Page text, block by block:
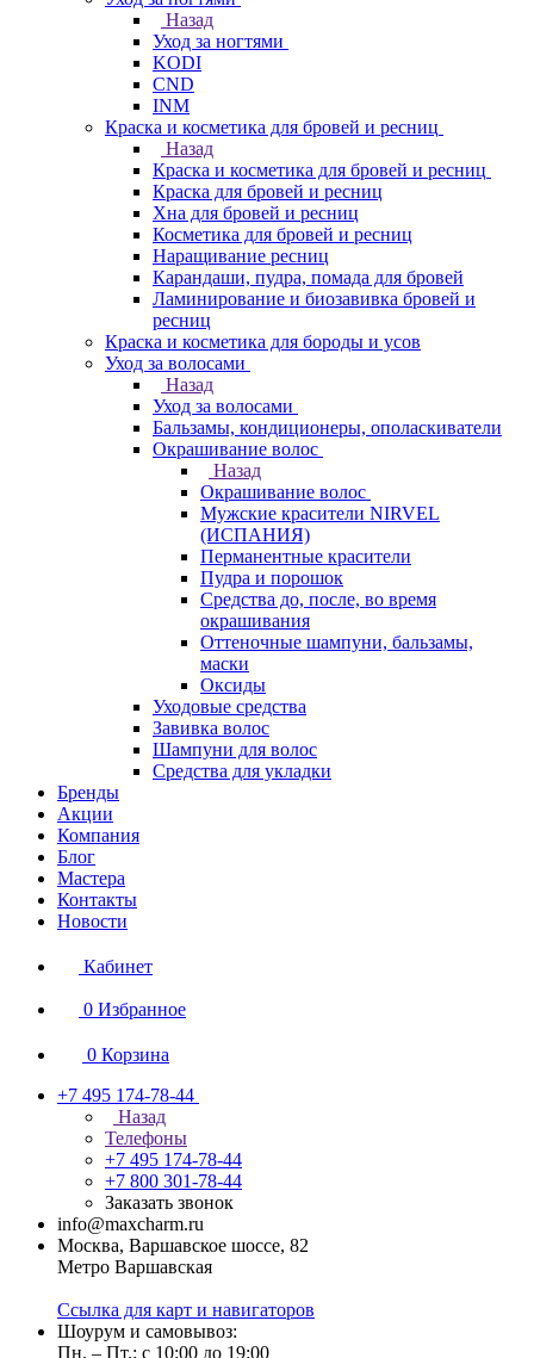
Назад
Уход за ногтями
KODI
CND
INM
Краска и косметика для бровей и ресниц
Назад
Краска и косметика для бровей и ресниц
Краска для бровей и ресниц
Хна для бровей и ресниц
Косметика для бровей и ресниц
Наращивание ресниц
Карандаши, пудра, помада для бровей
Ламинирование и биозавивка бровей и
ресниц
Краска и косметика для бороды и усов
Уход за волосами
Назад
Уход за волосами
Бальзамы, кондиционеры, ополаскиватели
Окрашивание волос
Назад
Окрашивание волос
Мужские красители NIRVEL
(ИСПАНИЯ)
Перманентные красители
Пудра и порошок
Средства до, после, во время
окрашивания
Оттеночные шампуни, бальзамы,
маски
Оксиды
Уходовые средства
Завивка волос
Шампуни для волос
Средства для укладки
Бренды
Акции
Компания
Блог
Мастера
Контакты
Новости
Кабинет
0 Избранное
0 Корзина
+7 495 174-78-44
Назад
Телефоны
+7 495 174-78-44
+7 800 301-78-44
Заказать звонок
info@maxcharm.ru
Москва, Варшавское шоссе, 82
Метро Варшавская
Ссылка для карт и навигаторов
Шоурум и самовывоз:
Пн. – Пт.: с 10:00 до 19:00